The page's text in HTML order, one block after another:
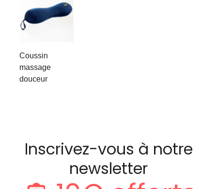
Coussin
massage
douceur
Inscrivez-vous à notre
newsletter